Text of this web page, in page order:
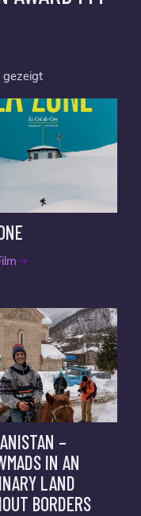
gezeigt
–
IN AN
LAND
BORDERS